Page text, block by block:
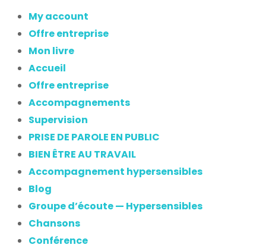
My account
Offre entreprise
Mon livre
Accueil
Offre entreprise
Accompagnements
Supervision
PRISE DE PAROLE EN PUBLIC
BIEN ÊTRE AU TRAVAIL
Accompagnement hypersensibles
Blog
Groupe d’écoute — Hypersensibles
Chansons
Conférence